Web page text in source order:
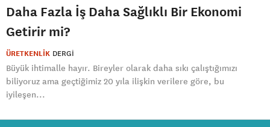
Daha Fazla İş Daha Sağlıklı Bir Ekonomi
Getirir mi?
ÜRETKENLİK DERGI
Büyük ihtimalle hayır. Bireyler olarak daha sıkı çalıştığımızı
biliyoruz ama geçtiğimiz 20 yıla ilişkin verilere göre, bu
iyileşen...